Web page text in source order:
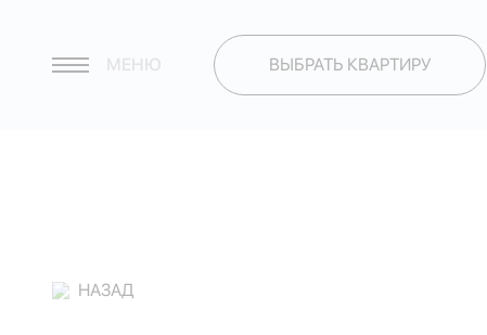
МЕНЮ ВЫБРАТЬ КВАРТИРУ
НАЗАД